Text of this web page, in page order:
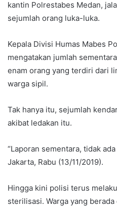
kantin Polrestabes Medan,
sejumlah orang luka-luka.
Kepala Divisi Humas Mabes
mengatakan jumlah
enam orang yang terdiri dari
warga sipil.
Tak hanya itu, sejumlah
akibat ledakan itu.
“Laporan sementara, tidak
Jakarta, Rabu (13/11/2019).
Hingga kini polisi terus
sterilisasi. Warga yang